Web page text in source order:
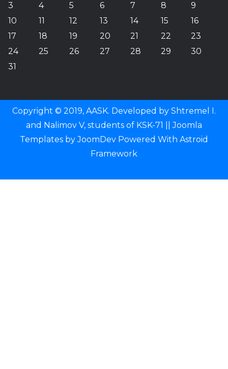
3
4 5 6 7 8
9
10
11 12 13 14 15
16
17
18 19 20 21 22
23
24
25 26 27 28 29
30
31
Copyright © 2019, AASK. Developed by Shtremel I.
and Nalimov V, students of KSK-71 ||Joomla
Templates byJoomDev Powered With Astroid
Framework